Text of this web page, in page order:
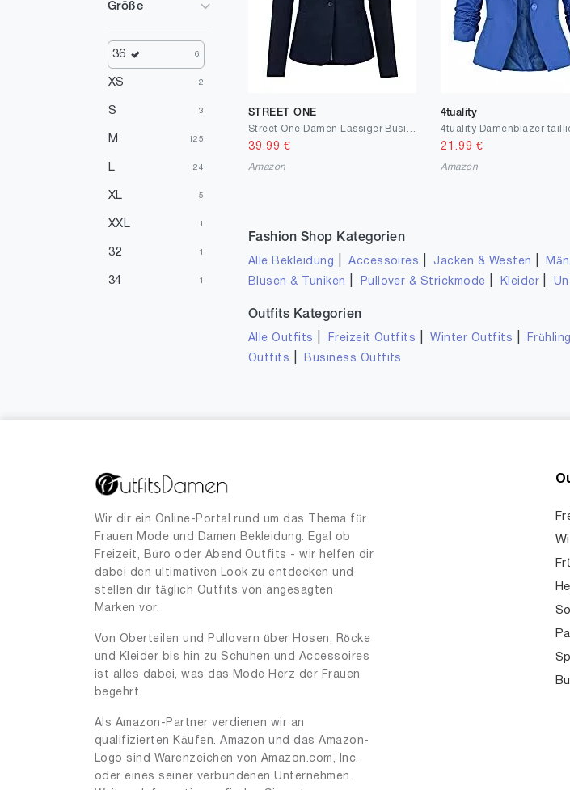
Größe
36 6
XS 2
S 3
M 125
L 24
XL 5
XXL 1
32 1
34 1
STREET ONE
39.99 €
Amazon
4tuality
21.99 €
Amazon
Fashion Shop Kategorien
Alle Bekleidung |Accessoires Jacken & Westen
Blusen & Tuniken Pullover & Strickmode Kleider
Outfits Kategorien
Alle Outfits Freizeit Outfits |Winter Outfits
Outfits
Business Outfits
Wir dir ein Online-Portal rund um das Thema für
Frauen Mode und Damen Bekleidung. Egal ob
Freizeit, Büro oder Abend Outfits - wir helfen dir
dabei den ultimativen Look zu entdecken und
stellen dir täglich Outfits von angesagten
Marken vor.
Von Oberteilen und Pullovern über Hosen, Röcke
und Kleider bis hin zu Schuhen und Accessoires
ist alles dabei, was das Mode Herz der Frauen
begehrt.
Als Amazon-Partner verdienen wir an
qualifizierten Käufen. Amazon und das Amazon-
Logo sind Warenzeichen von Amazon.com, Inc.
oder eines seiner verbundenen Unternehmen.